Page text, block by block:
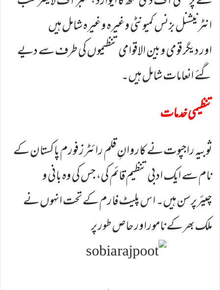
انٹرنیشنل بزنس کمیونٹی وغیرہ وغیرہ شامل ہیں
اور دیگر قومی و بین الاقوامی تنظیموں کی طرف سے دیے
گئے انعامات شامل ہیں۔
تنظیمی خدمات
ثوبیہ راجپوت نے کاروانِ قلم رائٹرز فورم پاکستان کے
نام سے ایک ادبی تنظیم قائم کی، جس کی وہ بانی و
چیئرپرسن ہیں۔ اس پلیٹ فارم کے تحت انہوں نے
ملک بھر کے ناموراور حاص طور پر